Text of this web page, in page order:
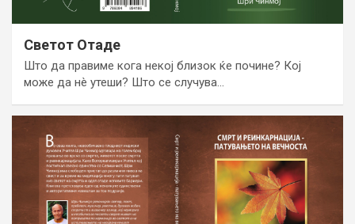
Светот Отаде
Што да правиме кога некој близок ќе почине? Кој
може да нè утеши? Што се случува…